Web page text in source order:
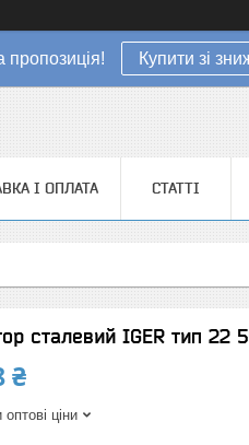
пропозиція! Купити зі
І ОПЛАТА СТАТТІ
сталевий IGER тип 22
₴
оптові ціни